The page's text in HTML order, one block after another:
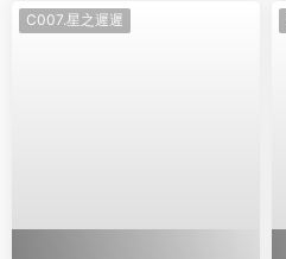
C007.星之遲遲